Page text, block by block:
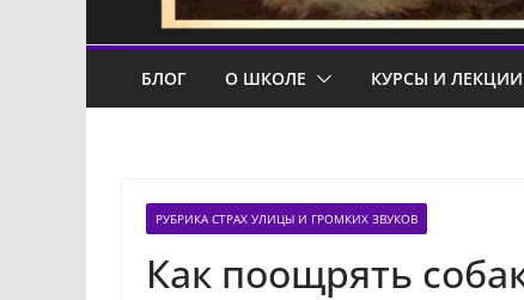
БЛОГ О ШКОЛЕ КУРСЫ И ЛЕКЦИИ
РУБРИКА СТРАХ УЛИЦЫ И ГРОМКИХ ЗВУКОВ
Как поощрять